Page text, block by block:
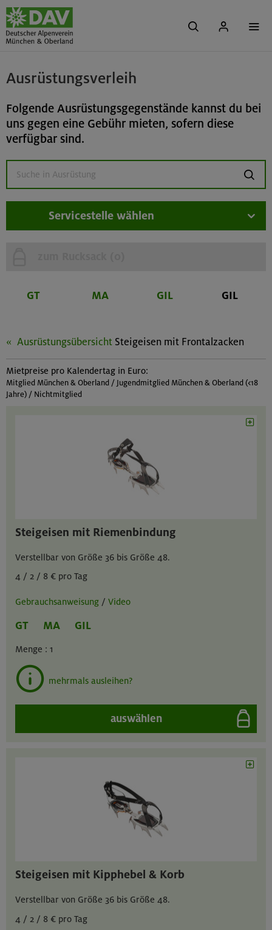
Ausrüstungsverleih
Folgende Ausrüstungsgegenstände kannst du bei
uns gegen eine Gebühr mieten, sofern diese
verfügbar sind.
suchen
Servicestelle wählen
GT MA GIL GIL
Ausrüstungsübersicht Steigeisen mit Frontalzacken
Mietpreise pro Kalendertag in Euro:
Mitglied München & Oberland / Jugendmitglied München & Oberland (<18
Jahre) / Nichtmitglied
Steigeisen mit Riemenbindung
Verstellbar von Größe 36 bis Größe 48.
4 / 2 / 8 € pro Tag
Gebrauchsanweisung / Video
GT MA GIL
Menge : 1
mehrmals ausleihen?
auswählen
Steigeisen mit Kipphebel & Korb
Verstellbar von Größe 36 bis Größe 48.
4 / 2 / 8 € pro Tag